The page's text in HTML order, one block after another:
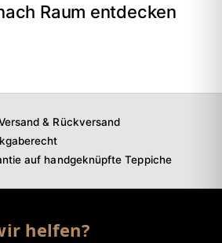
Raum entdecken
& Rückversand
auf handgeknüpfte Teppiche
helfen?